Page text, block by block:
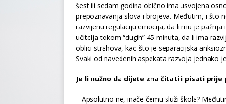
šest ili sedam godina obično ima usvojena
prepoznavanja slova i brojeva. Međutim, i što
razvijenu regulaciju emocija, da li mu je
učitelja tokom “dugih” 45 minuta, da li ima
oblici strahova, kao što je separacijska
Svaki od navedenih aspekata razvoja jednako
Je li nužno da dijete zna čitati i pisati prije
– Apsolutno ne, inače čemu služi škola?